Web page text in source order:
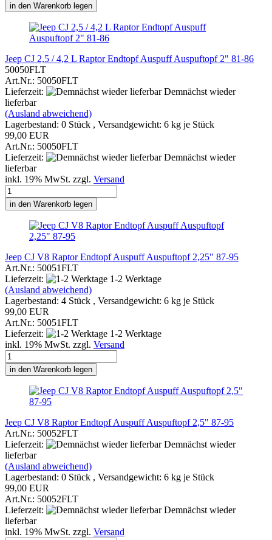
in den Warenkorb legen
Jeep CJ 2,5 / 4,2 L Raptor Endtopf Auspuff Auspuftopf 2" 81-86
50050FLT
Art.Nr.: 50050FLT
Lieferzeit:
Demnächst wieder
lieferbar
(Ausland abweichend)
Lagerbestand: 0 Stück , Versandgewicht: 6 kg je Stück
99,00 EUR
Art.Nr.: 50050FLT
Lieferzeit:
Demnächst wieder
lieferbar
inkl. 19% MwSt. zzgl. Versand
in den Warenkorb legen
Jeep CJ V8 Raptor Endtopf Auspuff Auspuftopf 2,25" 87-95
Art.Nr.: 50051FLT
Lieferzeit:
1-2 Werktage
(Ausland abweichend)
Lagerbestand: 4 Stück , Versandgewicht: 6 kg je Stück
99,00 EUR
Art.Nr.: 50051FLT
Lieferzeit:
1-2 Werktage
inkl. 19% MwSt. zzgl. Versand
in den Warenkorb legen
Jeep CJ V8 Raptor Endtopf Auspuff Auspuftopf 2,5" 87-95
Art.Nr.: 50052FLT
Lieferzeit:
Demnächst wieder
lieferbar
(Ausland abweichend)
Lagerbestand: 0 Stück , Versandgewicht: 6 kg je Stück
99,00 EUR
Art.Nr.: 50052FLT
Lieferzeit:
Demnächst wieder
lieferbar
inkl. 19% MwSt. zzgl. Versand